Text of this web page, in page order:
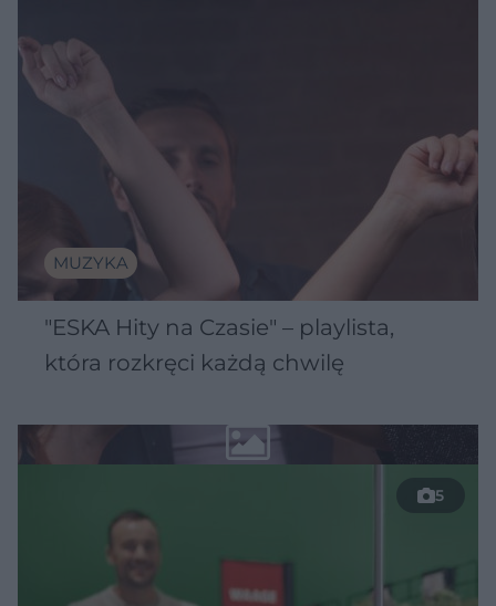
MUZYKA
"ESKA Hity na Czasie" – playlista,
która rozkręci każdą chwilę
5